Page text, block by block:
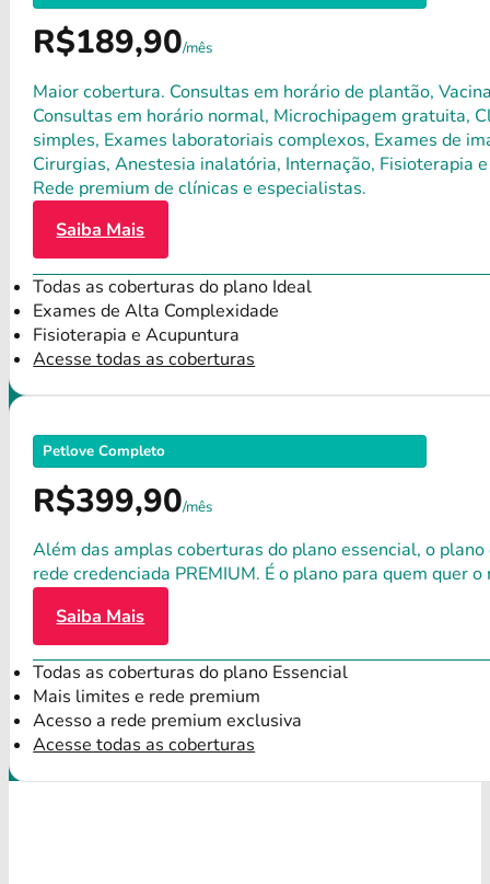
R$189,90/mês
Maior cobertura. Consultas em horário de plantão,
Consultas em horário normal, Microchipagem gratuita,
simples, Exames laboratoriais complexos, Exames de
Cirurgias, Anestesia inalatória, Internação, Fisioterapia
Rede premium de clínicas e especialistas.
Saiba Mais
Todas as coberturas do plano Ideal
Exames de Alta Complexidade
Fisioterapia e Acupuntura
Acesse todas as coberturas
Petlove Completo
R$399,90/mês
Além das amplas coberturas do plano essencial, o
rede credenciada PREMIUM. É o plano para quem quer
Saiba Mais
Todas as coberturas do plano Essencial
Mais limites e rede premium
Acesso a rede premium exclusiva
Acesse todas as coberturas